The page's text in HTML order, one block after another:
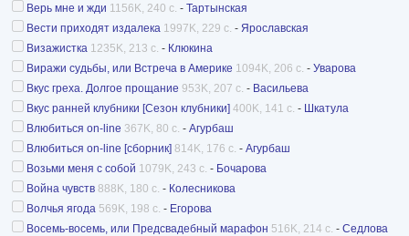
Верь мне и жди 1156K, 240 с. - Тартынская
Вести приходят издалека 1997K, 229 с. - Ярославская
Визажистка 1235K, 213 с. - Клюкина
Виражи судьбы, или Встреча в Америке 1094K, 206 с. - Уварова
Вкус греха. Долгое прощание 953K, 207 с. - Васильева
Вкус ранней клубники [Сезон клубники] 400K, 141 с. - Шкатула
Влюбиться on-line 367K, 80 с. - Агурбаш
Влюбиться on-line [сборник] 814K, 176 с. - Агурбаш
Возьми меня с собой 1079K, 243 с. - Бочарова
Война чувств 888K, 180 с. - Колесникова
Волчья ягода 569K, 198 с. - Егорова
Восемь-восемь, или Предсвадебный марафон 516K, 214 с. - Седлова